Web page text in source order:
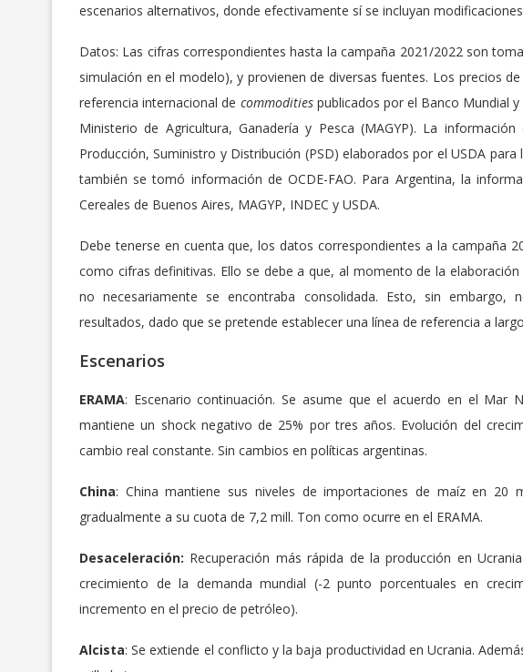
escenarios alternativos, donde efectivamente sí se incluyan
Datos: Las cifras correspondientes hasta la campaña 2021/2022 son
simulación en el modelo), y provienen de diversas fuentes. Los precios
referencia internacional de commoditiespublicados por el Banco Mundial
Ministerio de Agricultura, Ganadería y Pesca (MAGYP). La
Producción, Suministro y Distribución (PSD) elaborados por el USDA
también se tomó información de OCDE-FAO. Para Argentina, la
Cereales de Buenos Aires, MAGYP, INDEC y USDA.
Debe tenerse en cuenta que, los datos correspondientes a la campaña
como cifras definitivas. Ello se debe a que, al momento de la
no necesariamente se encontraba consolidada. Esto, sin
resultados, dado que se pretende establecer una línea de referencia a
Escenarios
ERAMA: Escenario continuación. Se asume que el acuerdo en el Mar
mantiene un shock negativo de 25% por tres años. Evolución del
cambio real constante. Sin cambios en políticas argentinas.
China: China mantiene sus niveles de importaciones de maíz en 20
gradualmente a su cuota de 7,2 mill. Ton como ocurre en el ERAMA.
Desaceleración: Recuperación más rápida de la producción en
crecimiento de la demanda mundial (-2 punto porcentuales en
incremento en el precio de petróleo).
Alcista: Se extiende el conflicto y la baja productividad en Ucrania.